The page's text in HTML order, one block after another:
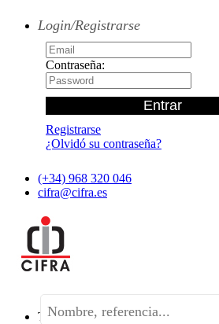
Login/Registrarse
Contraseña:
Registrarse
¿Olvidó su contraseña?
(+34) 968 320 046
cifra@cifra.es
Teléfono:(+34) 968 320 046